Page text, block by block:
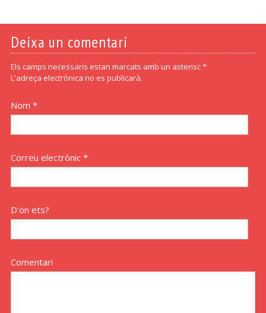
Deixa un comentari
Els camps necessaris estan marcats amb un asterisc *
L'adreça electrònica no es publicarà.
Nom *
Correu electrònic *
D'on ets?
Comentari